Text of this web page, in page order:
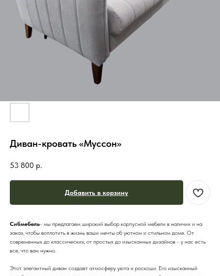
Диван-кровать «Муссон»
53 800 р.
Добавить в корзину
Сибмебель- мы предлагаем широкий выбор корпусной мебели в наличии и на
заказ, чтобы воплотить в жизнь ваши мечты об уютном и стильном доме. От
современных до классических, от простых до изысканных дизайнов - у нас есть
все, что вам нужно.
Этот элегантный диван создает атмосферу уюта и роскоши. Его изысканный